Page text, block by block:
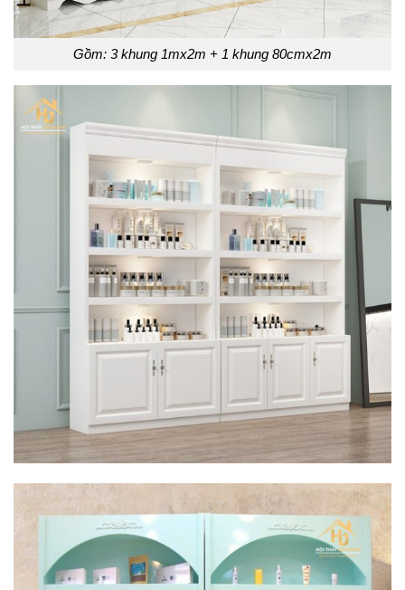
Gồm: 3 khung 1mx2m + 1 khung 80cmx2m